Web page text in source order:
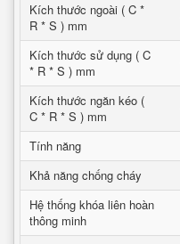
Kích thước ngoài ( C *
R * S ) mm
Kích thước sử dụng ( C
* R * S ) mm
Kích thước ngăn kéo (
C * R * S ) mm
Tính năng
Khả năng chống cháy
Hệ thống khóa liên hoàn
thông minh